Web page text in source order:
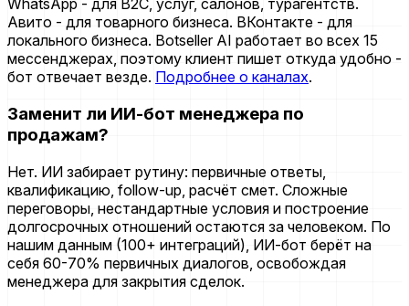
WhatsApp - для B2C, услуг, салонов, турагентств.
Авито - для товарного бизнеса. ВКонтакте - для
локального бизнеса. Botseller AI работает во всех 15
мессенджерах, поэтому клиент пишет откуда удобно -
бот отвечает везде. Подробнее о каналах.
Заменит ли ИИ-бот менеджера по
продажам?
Нет. ИИ забирает рутину: первичные ответы,
квалификацию, follow-up, расчёт смет. Сложные
переговоры, нестандартные условия и построение
долгосрочных отношений остаются за человеком. По
нашим данным (100+ интеграций), ИИ-бот берёт на
себя 60-70% первичных диалогов, освобождая
менеджера для закрытия сделок.